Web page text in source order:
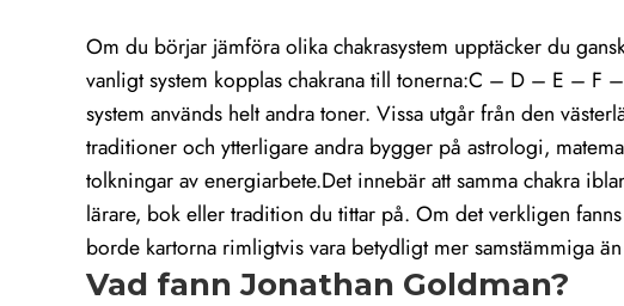
Om du börjar jämföra olika chakrasystem upptäcker du
vanligt system kopplas chakrana till tonerna:C – D – E – F
system används helt andra toner. Vissa utgår från den
traditioner och ytterligare andra bygger på astrologi,
tolkningar av energiarbete.Det innebär att samma chakra
lärare, bok eller tradition du tittar på. Om det verkligen
borde kartorna rimligtvis vara betydligt mer samstämmiga
Vad fann Jonathan Goldman?